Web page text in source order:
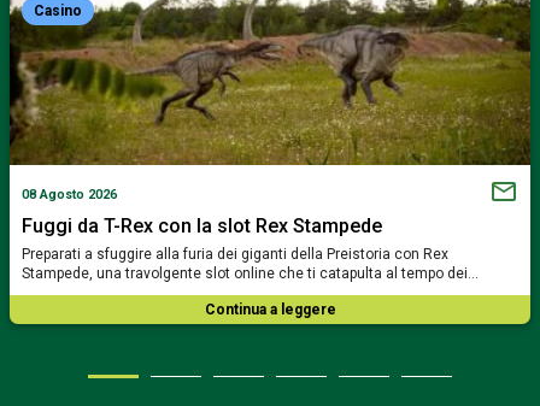
Casino
08 Agosto 2026
Fuggi da T-Rex con la slot Rex Stampede
Preparati a sfuggire alla furia dei giganti della Preistoria con Rex
Stampede, una travolgente slot online che ti catapulta al tempo dei…
Continua a leggere